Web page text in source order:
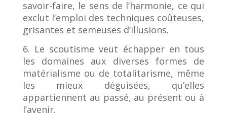
savoir-faire, le sens de l’harmonie, ce qui
exclut l’emploi des techniques coûteuses,
grisantes et semeuses d’illusions.
6. Le scoutisme veut échapper en tous
les domaines aux diverses formes de
matérialisme ou de totalitarisme, même
les mieux déguisées, qu’elles
appartiennent au passé, au présent ou à
l’avenir.